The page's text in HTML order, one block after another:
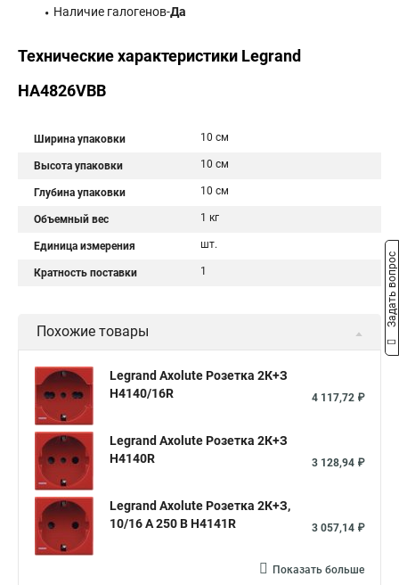
Наличие галогенов-Да
Технические характеристики Legrand
HA4826VBB
Ширина упаковки 10 см
Высота упаковки 10 см
Глубина упаковки 10 см
Объемный вес 1 кг
Единица измерения шт.
Кратность поставки 1
Похожие товары
Legrand Axolute Розетка 2К+З
H4140/16R
4 117,72 ₽
Legrand Axolute Розетка 2К+З
H4140R
3 128,94 ₽
Legrand Axolute Розетка 2К+З,
10/16 А 250 В H4141R
3 057,14 ₽
Показать больше
Задать вопрос